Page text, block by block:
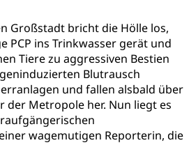
Großstadt bricht die Hölle los,
PCP ins Trinkwasser gerät und
Tiere zu aggressiven Bestien
Blutrausch
und fallen alsbald über
der Metropole her. Nun liegt es
wagemutigen Reporterin, die